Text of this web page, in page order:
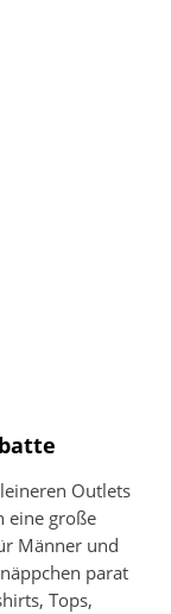
Outlets
eine große
Männer und
parat
Tops,